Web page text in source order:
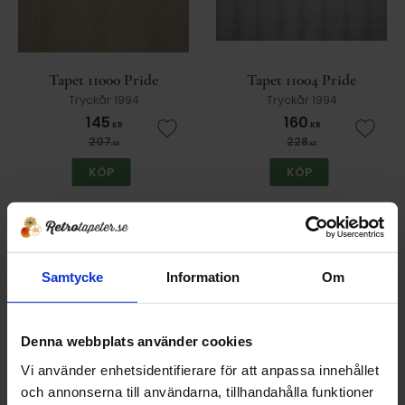
Samtycke Information Om
Denna webbplats använder cookies
Vi använder enhetsidentifierare för att anpassa innehållet
och annonserna till användarna, tillhandahålla funktioner
Tapet 11000 Pride
Tryckår 1994
145 KR
207KR Lägg till i favoriter
KÖP
Tapet 11004 Pride
Tryckår 1994
160 KR
228KR Lägg
KÖP
30%